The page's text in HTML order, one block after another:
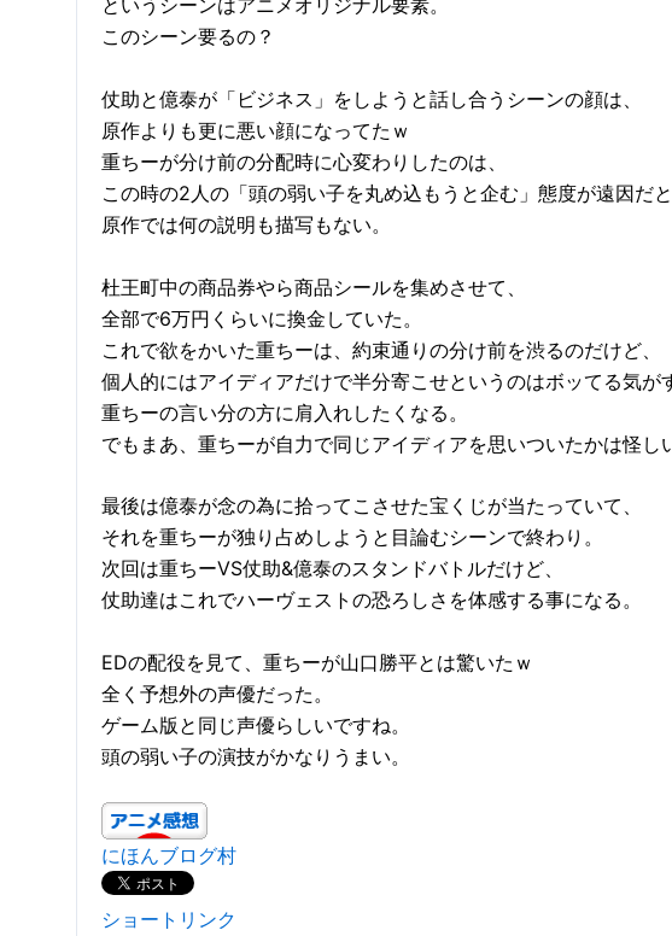
というシーンはアニメオリジナル要素。
このシーン要るの？
仗助と億泰が「ビジネス」をしようと話し合うシーンの顔は、
原作よりも更に悪い顔になってたｗ
重ちーが分け前の分配時に心変わりしたのは、
この時の2人の「頭の弱い子を丸め込もうと企む」態度が遠因だと
原作では何の説明も描写もない。
杜王町中の商品券やら商品シールを集めさせて、
全部で6万円くらいに換金していた。
これで欲をかいた重ちーは、約束通りの分け前を渋るのだけど、
個人的にはアイディアだけで半分寄こせというのはボッてる気が
重ちーの言い分の方に肩入れしたくなる。
でもまあ、重ちーが自力で同じアイディアを思いついたかは怪し
最後は億泰が念の為に拾ってこさせた宝くじが当たっていて、
それを重ちーが独り占めしようと目論むシーンで終わり。
次回は重ちーVS仗助&億泰のスタンドバトルだけど、
仗助達はこれでハーヴェストの恐ろしさを体感する事になる。
EDの配役を見て、重ちーが山口勝平とは驚いたｗ
全く予想外の声優だった。
ゲーム版と同じ声優らしいですね。
頭の弱い子の演技がかなりうまい。
にほんブログ村
ショートリンク